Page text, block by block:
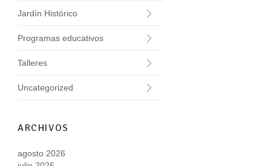
Jardín Histórico
Programas educativos
Talleres
Uncategorized
ARCHIVOS
agosto 2026